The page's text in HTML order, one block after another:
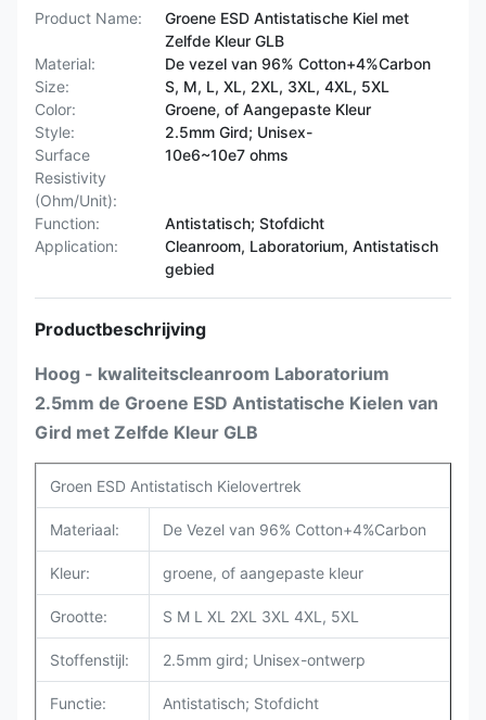
Product Name:
Groene ESD Antistatische Kiel met
Zelfde Kleur GLB
Material:
De vezel van 96% Cotton+4%Carbon
Size:
S, M, L, XL, 2XL, 3XL, 4XL, 5XL
Color:
Groene, of Aangepaste Kleur
Style:
2.5mm Gird; Unisex-
Surface
Resistivity
(Ohm/Unit):
10e6~10e7 ohms
Function:
Antistatisch; Stofdicht
Application:
Cleanroom, Laboratorium, Antistatisch
gebied
Productbeschrijving
Hoog - kwaliteitscleanroom Laboratorium
2.5mm de Groene ESD Antistatische Kielen van
Gird met Zelfde Kleur GLB
Groen ESD Antistatisch Kielovertrek
Materiaal: De Vezel van 96% Cotton+4%Carbon
Kleur: groene, of aangepaste kleur
Grootte: S M L XL 2XL 3XL 4XL, 5XL
Stoffenstijl: 2.5mm gird; Unisex-ontwerp
Functie: Antistatisch; Stofdicht